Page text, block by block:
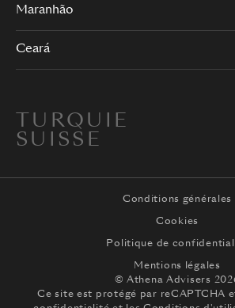
Maranhão
Ceará
TURQUIE
SUISSE
Conditions générales
Cookies
Politique de
Mentions légales
© Athena Advisers
Ce site est protégé par reCAPTCHA